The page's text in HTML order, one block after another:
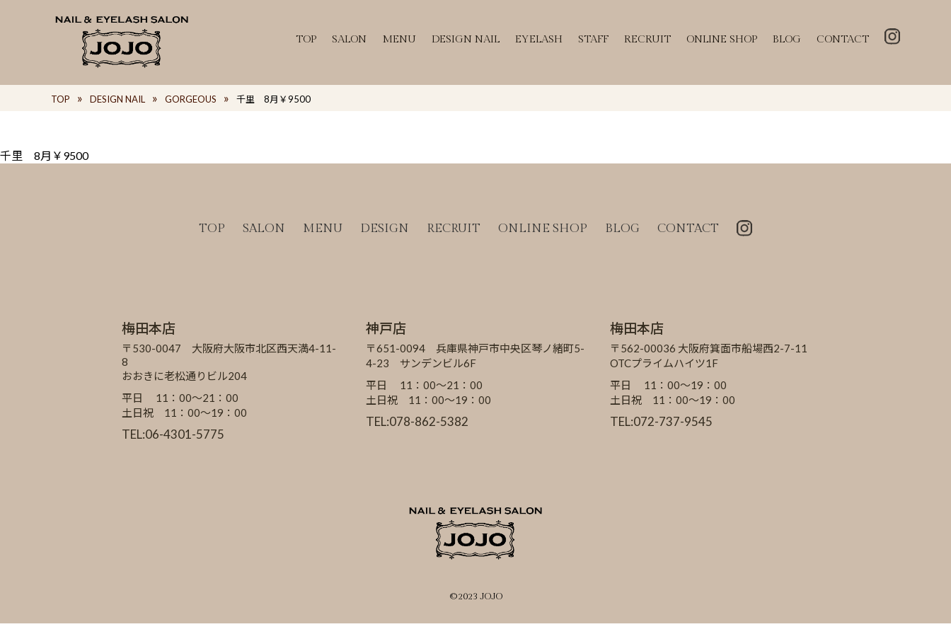
TOP SALON MENU DESIGN NAIL EYELASH STAFF RECRUIT ONLINE SHOP BLOG CONTACT
TOP DESIGN NAIL GORGEOUS 千里 8月￥9500
千里 8月￥9500
TOP SALON MENU DESIGN RECRUIT ONLINE SHOP BLOG CONTACT
梅田本店
〒530-0047 大阪府大阪市北区西天満4-11-
8
おおきに老松通りビル204
平日 11：00～21：00
土日祝 11：00～19：00
TEL:06-4301-5775
神戸店
〒651-0094 兵庫県神戸市中央区琴ノ緒町5-
4-23 サンデンビル6F
平日 11：00～21：00
土日祝 11：00～19：00
TEL:078-862-5382
梅田本店
〒562-00036 大阪府箕面市船場西2-7-11
OTCプライムハイツ1F
平日 11：00～19：00
土日祝 11：00～19：00
TEL:072-737-9545
©2023 JOJO